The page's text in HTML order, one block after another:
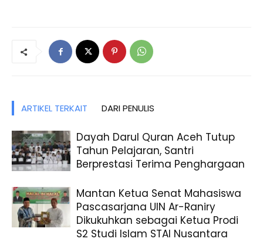
ARTIKEL TERKAIT DARI PENULIS
Dayah Darul Quran Aceh Tutup
Tahun Pelajaran, Santri
Berprestasi Terima Penghargaan
Mantan Ketua Senat Mahasiswa
Pascasarjana UIN Ar-Raniry
Dikukuhkan sebagai Ketua Prodi
S2 Studi Islam STAI Nusantara